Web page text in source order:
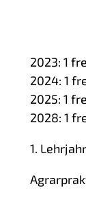
2023:1
2024:1
2025:1
2028:1
1.